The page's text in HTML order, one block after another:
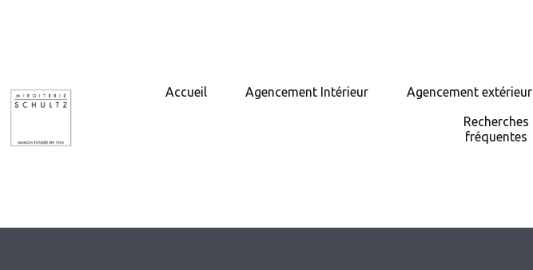
Accueil Agencement Intérieur Agencement extérieur
Recherches
fréquentes